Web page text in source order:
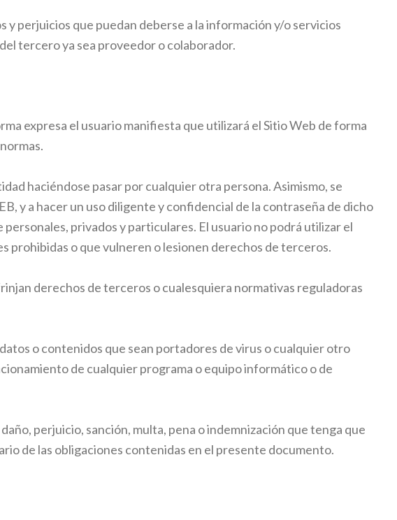
y perjuicios que puedan deberse a la información y/o servicios
tercero ya sea proveedor o colaborador.
expresa el usuario manifiesta que utilizará el Sitio Web de forma
haciéndose pasar por cualquier otra persona. Asimismo, se
y a hacer un uso diligente y confidencial de la contraseña de dicho
privados y particulares. El usuario no podrá utilizar el
prohibidas o que vulneren o lesionen derechos de terceros.
derechos de terceros o cualesquiera normativas reguladoras
o contenidos que sean portadores de virus o cualquier otro
de cualquier programa o equipo informático o de
perjuicio, sanción, multa, pena o indemnización que tenga que
de las obligaciones contenidas en el presente documento.